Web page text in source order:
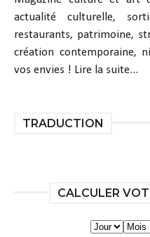
actualité culturelle,
restaurants, patrimoine,
création contemporaine,
vos envies ! Lire la suite...
TRADUCTION
CALCULER